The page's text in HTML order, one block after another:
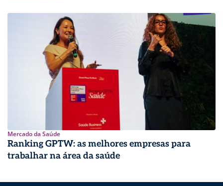
Mercado da Saúde
Ranking GPTW: as melhores empresas para
trabalhar na área da saúde